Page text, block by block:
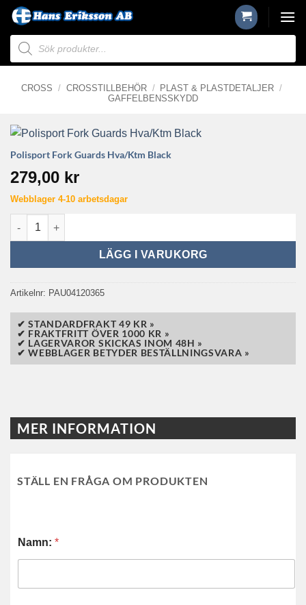
Skip
content
Produktsökning
CROSS / CROSSTILLBEHÖR / PLAST & PLASTDETALJER /
GAFFELBENSSKYDD
Polisport Fork Guards Hva/Ktm Black
279,00 kr
Webblager 4-10 arbetsdagar
Polisport Fork Guards Hva/Ktm Black mängd
LÄGG I VARUKORG
Artikelnr: PAU04120365
✔ STANDARDFRAKT 49 KR »
✔ FRAKTFRITT ÖVER 1000 KR »
✔ LAGERVAROR SKICKAS INOM 48H »
✔ WEBBLAGER BETYDER BESTÄLLNINGSVARA »
MER INFORMATION
STÄLL EN FRÅGA OM PRODUKTEN
Namn: *